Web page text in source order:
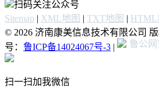
扫码关注公众号
Sitemap | XML地图 | TXT地图 | HTML
© 2026 济南康美信息技术有限公司
号： 鲁ICP备14024067号-3 | 鲁公网
扫一扫加我微信